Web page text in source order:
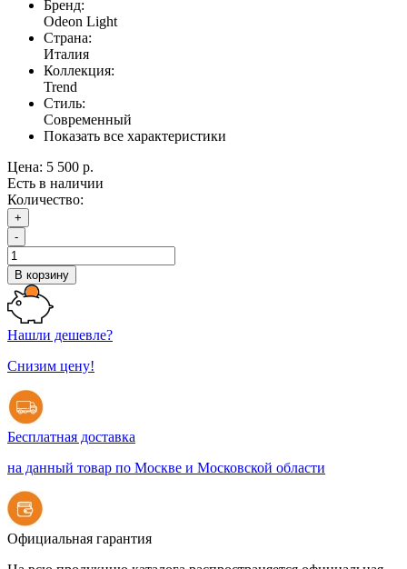
Бренд:
Odeon Light
Страна:
Италия
Коллекция:
Trend
Стиль:
Современный
Показать все характеристики
Цена: 5 500 р.
Есть в наличии
Количество:
+
-
В корзину
Нашли дешевле?
Снизим цену!
Бесплатная доставка
на данный товар по Москве и Московской области
Официальная гарантия